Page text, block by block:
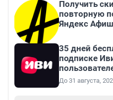
Получить
повторную
Яндекс
35 дней
подписке
До 31 августа,